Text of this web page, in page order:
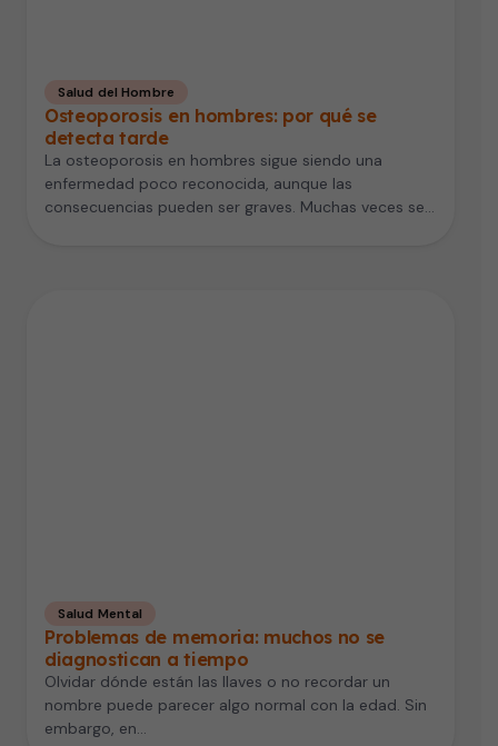
Salud del Hombre
Osteoporosis en hombres: por qué se
detecta tarde
La osteoporosis en hombres sigue siendo una
enfermedad poco reconocida, aunque las
consecuencias pueden ser graves. Muchas veces se
Salud Mental
Problemas de memoria: muchos no se
diagnostican a tiempo
Olvidar dónde están las llaves o no recordar un
nombre puede parecer algo normal con la edad. Sin
embargo, en…